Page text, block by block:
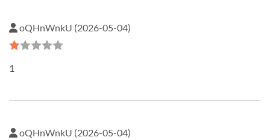
oQHnWnkU (2026-05-04)
1
oQHnWnkU (2026-05-04)